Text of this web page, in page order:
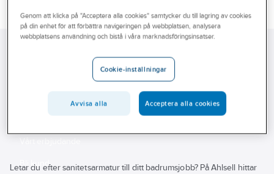
Varumärken
Bli kund
Beställ direkt
Reservdelar sanitetsarmatur
Ventilkäglor och packningar
Ventilkägla, FMM
Letar du efter sanitetsarmatur till ditt badrumsjobb? På Ahlsell hittar
Genom att klicka på "Acceptera alla cookies" samtycker du till lagring av cookies
på din enhet för att förbättra navigeringen på webbplatsen, analysera
webbplatsens användning och bistå i våra marknadsföringsinsatser.
Cookie-inställningar
Avvisa alla Acceptera alla cookies